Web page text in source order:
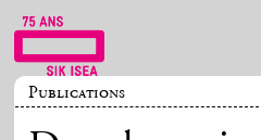
Publications